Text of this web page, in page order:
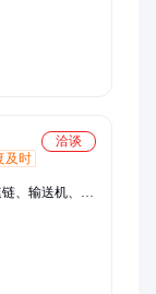
洽谈
及时
、输送机、链
、传动链条、
线、地滚线、